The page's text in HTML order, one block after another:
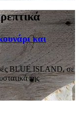
και
BLUE ISLAND, σε
της